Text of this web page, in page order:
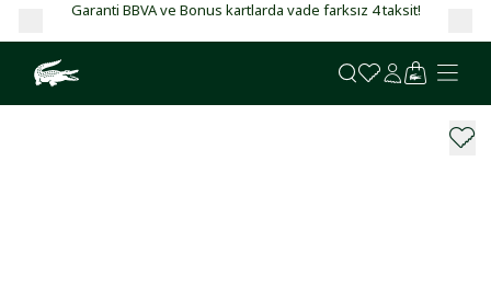
Garanti BBVA ve Bonus kartlarda vade farksız 4 taksit!